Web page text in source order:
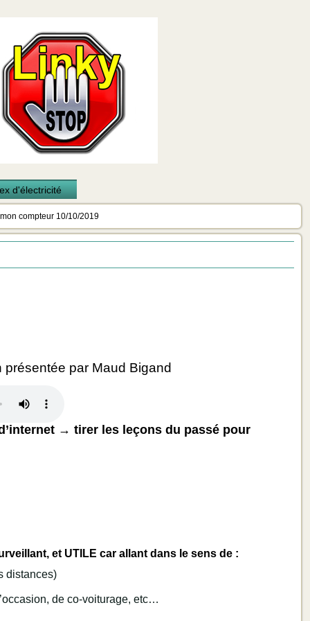
d'électricité
compteur 10/10/2019
par Maud Bigand
→ tirer les leçons du passé pour
et UTILE car allant dans le sens de :
distances)
de co-voiturage, etc…